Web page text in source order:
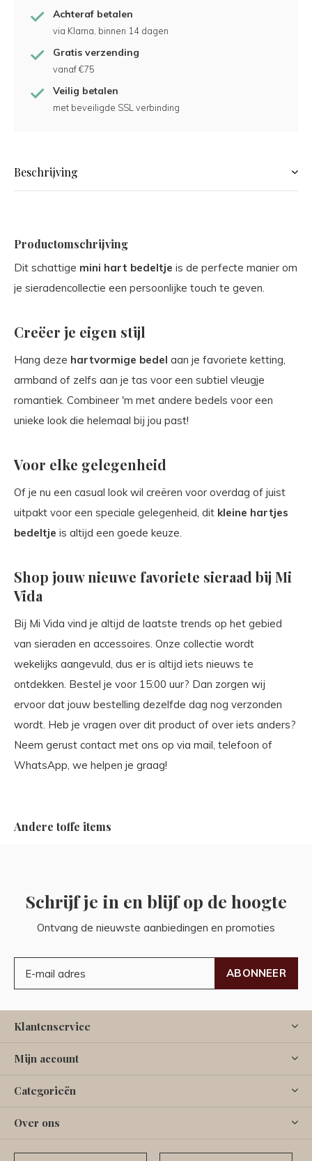
Achteraf betalen
via Klarna, binnen 14 dagen
Gratis verzending
vanaf €75
Veilig betalen
met beveiligde SSL verbinding
Beschrijving
Productomschrijving
Dit schattige mini hart bedeltje is de perfecte manier om
je sieradencollectie een persoonlijke touch te geven.
Creëer je eigen stijl
Hang deze hartvormige bedel aan je favoriete ketting,
armband of zelfs aan je tas voor een subtiel vleugje
romantiek. Combineer 'm met andere bedels voor een
unieke look die helemaal bij jou past!
Voor elke gelegenheid
Of je nu een casual look wil creëren voor overdag of juist
uitpakt voor een speciale gelegenheid, dit kleine hartjes
bedeltje is altijd een goede keuze.
Shop jouw nieuwe favoriete sieraad bij Mi
Vida
Bij Mi Vida vind je altijd de laatste trends op het gebied
van sieraden en accessoires. Onze collectie wordt
wekelijks aangevuld, dus er is altijd iets nieuws te
ontdekken. Bestel je voor 15:00 uur? Dan zorgen wij
ervoor dat jouw bestelling dezelfde dag nog verzonden
wordt. Heb je vragen over dit product of over iets anders?
Neem gerust contact met ons op via mail, telefoon of
WhatsApp, we helpen je graag!
Andere toffe items
Schrijf je in en blijf op de hoogte
Ontvang de nieuwste aanbiedingen en promoties
ABONNEER
Klantenservice
Mijn account
Categorieën
Over ons